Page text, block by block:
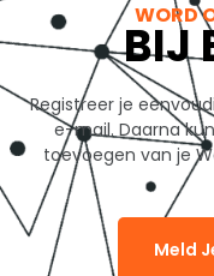
WORD
BIJ
Registreer je
e-mail. Daarna
toevoegen van je
Meld